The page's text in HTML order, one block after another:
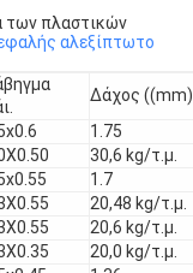
των πλαστικών
αλεξίπτωτο
Δάχος ((mm)
1.75
30,6 kg/τ.μ.
1.7
20,48 kg/τ.μ.
20,6 kg/τ.μ.
20,0 kg/τ.μ.